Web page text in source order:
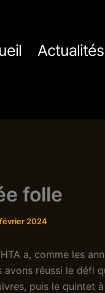
Actualités
folle
2024
a, comme les
avons réussi le défi
puis le quintet